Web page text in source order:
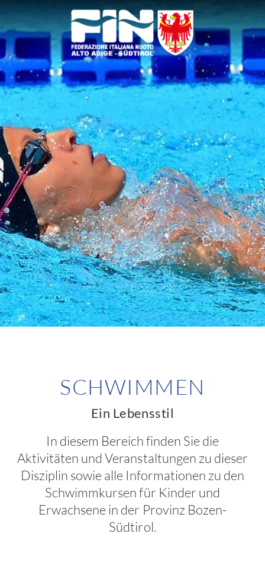
SCHWIMMEN
Ein Lebensstil
In diesem Bereich finden Sie die
Aktivitäten und Veranstaltungen zu dieser
Disziplin sowie alle Informationen zu den
Schwimmkursen für Kinder und
Erwachsene in der Provinz Bozen-
Südtirol.